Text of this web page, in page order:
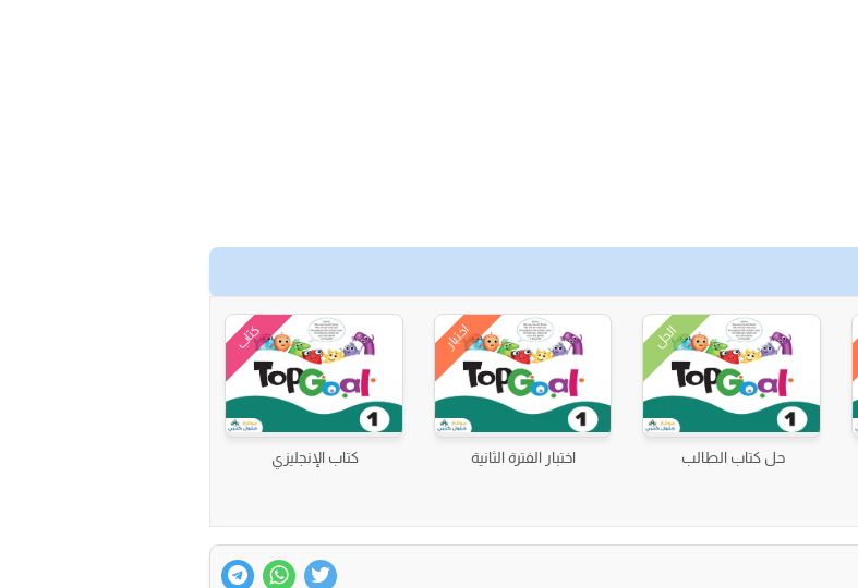
الحل
حل كتاب الطالب
اختبار
اختبار الفترة الثانية
كتاب
كتاب الإنجليزي